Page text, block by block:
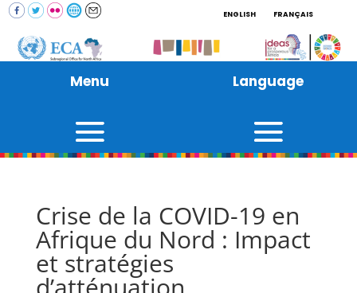
ENGLISH FRANÇAIS
Menu Language
Crise de la COVID-19 en
Afrique du Nord : Impact
et stratégies